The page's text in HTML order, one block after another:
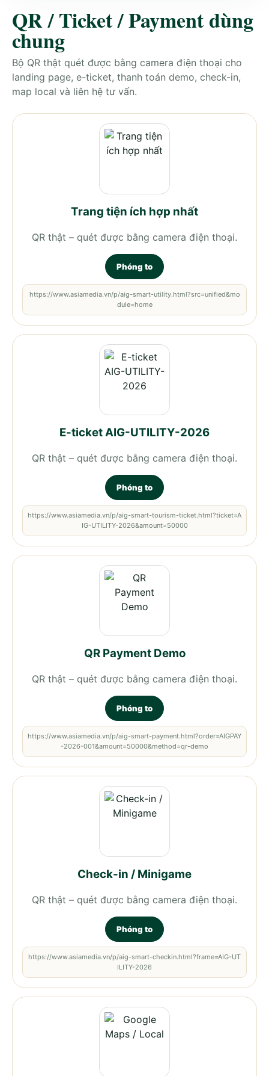
QR / Ticket / Payment dùng
chung
Bộ QR thật quét được bằng camera điện thoại cho
landing page, e-ticket, thanh toán demo, check-in,
map local và liên hệ tư vấn.
Trang tiện ích hợp nhất
QR thật – quét được bằng camera điện thoại.
Phóng to
https://www.asiamedia.vn/p/aig-smart-utility.html?src=unified&mo
dule=home
E-ticket AIG-UTILITY-2026
QR thật – quét được bằng camera điện thoại.
Phóng to
https://www.asiamedia.vn/p/aig-smart-tourism-ticket.html?ticket=A
IG-UTILITY-2026&amount=50000
QR Payment Demo
QR thật – quét được bằng camera điện thoại.
Phóng to
https://www.asiamedia.vn/p/aig-smart-payment.html?order=AIGPAY
-2026-001&amount=50000&method=qr-demo
Check-in / Minigame
QR thật – quét được bằng camera điện thoại.
Phóng to
https://www.asiamedia.vn/p/aig-smart-checkin.html?frame=AIG-UT
ILITY-2026